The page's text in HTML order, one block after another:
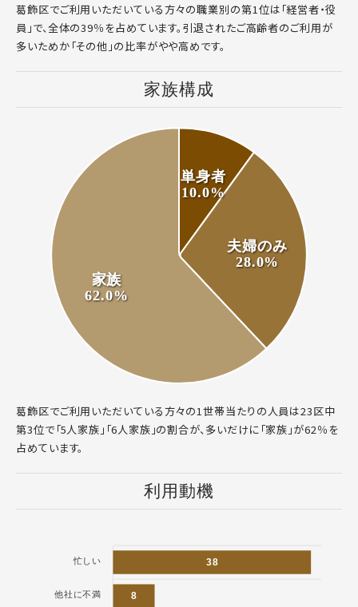
葛飾区でご利用いただいている方々の職業別の第1位は「経営者・役
員」で、全体の39％を占めています。引退されたご高齢者のご利用が
多いためか「その他」の比率がやや高めです。
家族構成
単身者
10.0%
夫婦のみ
28.0%
家族
62.0%
葛飾区でご利用いただいている方々の1世帯当たりの人員は23区中
第3位で「5人家族」「6人家族」の割合が、多いだけに「家族」が62％を
占めています。
利用動機
38
8
忙しい
他社に不満